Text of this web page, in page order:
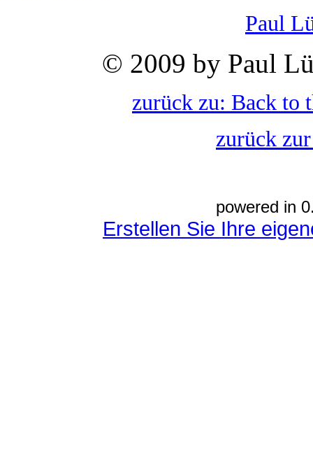
Paul
© 2009 by Paul
zurück zu: Back to
zurück
powered in
Erstellen Sie Ihre